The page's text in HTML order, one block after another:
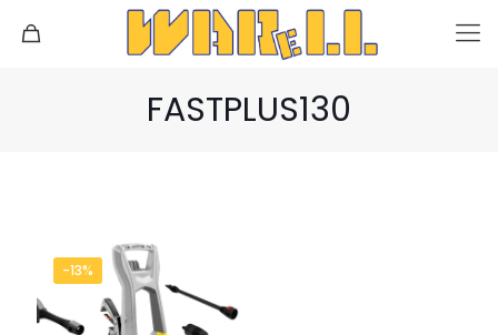
FASTPLUS130
-13%